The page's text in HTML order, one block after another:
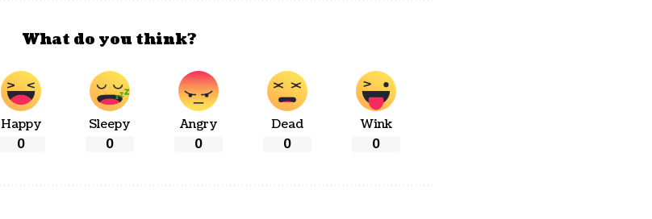
What do you think?
Happy
0
Sleepy
0
Angry
0
Dead
0
Wink
0